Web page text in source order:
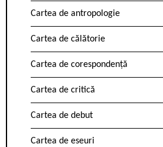
Cartea de antropologie
Cartea de călătorie
Cartea de corespondență
Cartea de critică
Cartea de debut
Cartea de eseuri